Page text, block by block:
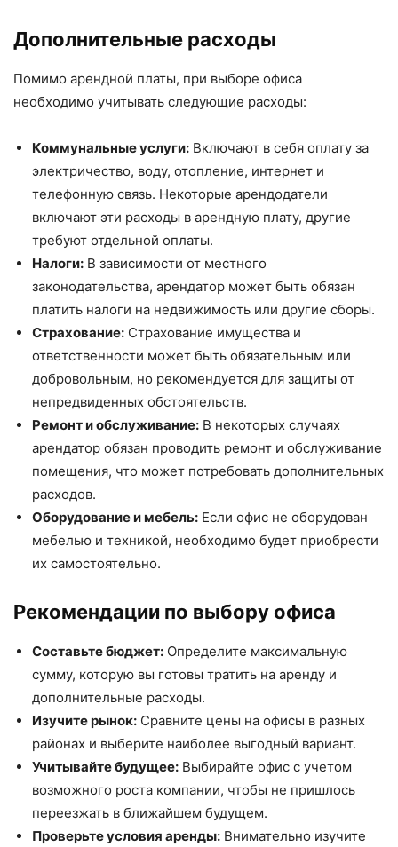
Дополнительные расходы
Помимо арендной платы, при выборе офиса
необходимо учитывать следующие расходы:
Коммунальные услуги: Включают в себя оплату за
электричество, воду, отопление, интернет и
телефонную связь. Некоторые арендодатели
включают эти расходы в арендную плату, другие
требуют отдельной оплаты.
Налоги: В зависимости от местного
законодательства, арендатор может быть обязан
платить налоги на недвижимость или другие сборы.
Страхование: Страхование имущества и
ответственности может быть обязательным или
добровольным, но рекомендуется для защиты от
непредвиденных обстоятельств.
Ремонт и обслуживание: В некоторых случаях
арендатор обязан проводить ремонт и обслуживание
помещения, что может потребовать дополнительных
расходов.
Оборудование и мебель: Если офис не оборудован
мебелью и техникой, необходимо будет приобрести
их самостоятельно.
Рекомендации по выбору офиса
Составьте бюджет: Определите максимальную
сумму, которую вы готовы тратить на аренду и
дополнительные расходы.
Изучите рынок: Сравните цены на офисы в разных
районах и выберите наиболее выгодный вариант.
Учитывайте будущее: Выбирайте офис с учетом
возможного роста компании, чтобы не пришлось
переезжать в ближайшем будущем.
Проверьте условия аренды: Внимательно изучите